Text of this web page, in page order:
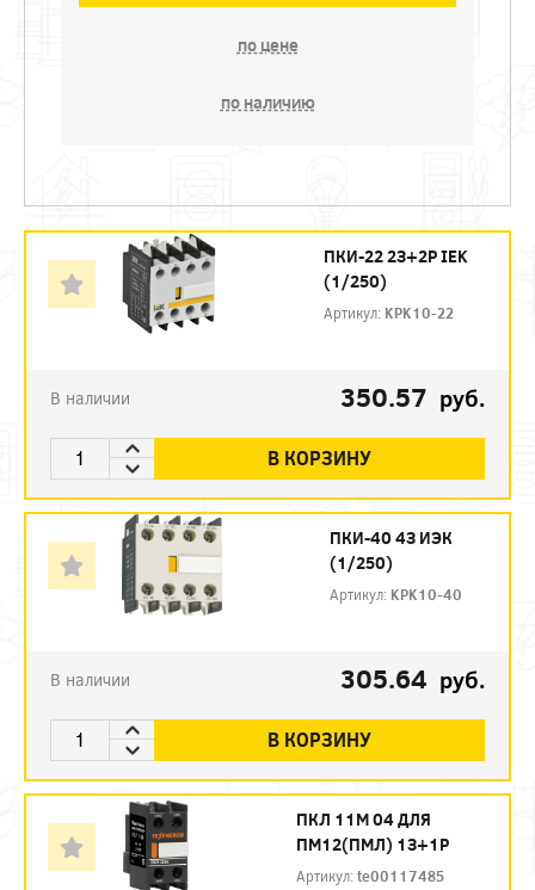
по цене
по наличию
ПКИ-22 2З+2Р IEK
(1/250)
Артикул: KPK10-22
В наличии 350.57 руб.
В КОРЗИНУ
ПКИ-40 4З ИЭК
(1/250)
Артикул: KPK10-40
В наличии 305.64 руб.
В КОРЗИНУ
ПКЛ 11М 04 ДЛЯ
ПМ12(ПМЛ) 1З+1Р
Артикул:te00117485